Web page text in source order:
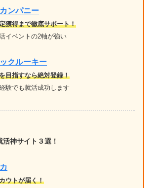
ンパニー
獲得まで徹底サポート！
イベントの2軸が強い
クルーキー
目指すなら絶対登録！
験でも就活成功します
神サイト３選！
ウトが届く！